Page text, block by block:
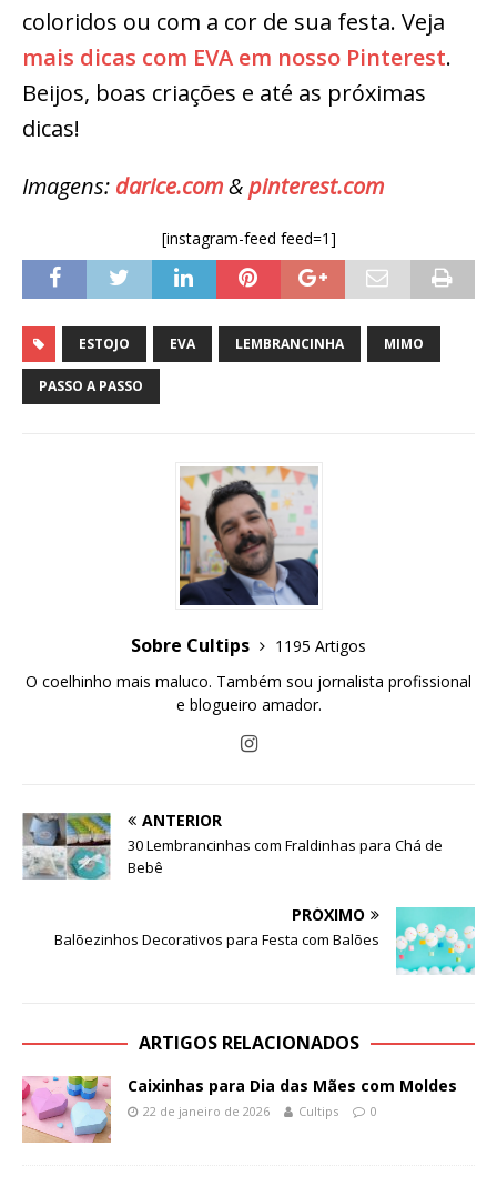
coloridos ou com a cor de sua festa. Veja
mais dicas com EVA em nosso Pinterest.
Beijos, boas criações e até as próximas
dicas!
Imagens: darice.com&pinterest.com
[instagram-feed feed=1]
ESTOJO EVA LEMBRANCINHA MIMO
PASSO A PASSO
Sobre Cultips
1195 Artigos
O coelhinho mais maluco. Também sou jornalista profissional
e blogueiro amador.
ANTERIOR
30 Lembrancinhas com Fraldinhas para Chá de
Bebê
PRÓXIMO
Balõezinhos Decorativos para Festa com Balões
ARTIGOS RELACIONADOS
Caixinhas para Dia das Mães com Moldes
22 de janeiro de 2026 Cultips 0